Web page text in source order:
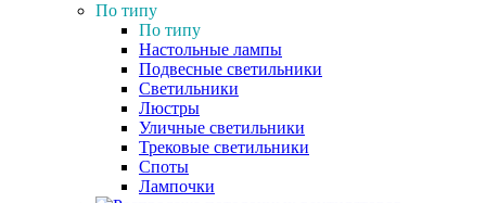
По типу
По типу
Настольные лампы
Подвесные светильники
Светильники
Люстры
Уличные светильники
Трековые светильники
Споты
Лампочки